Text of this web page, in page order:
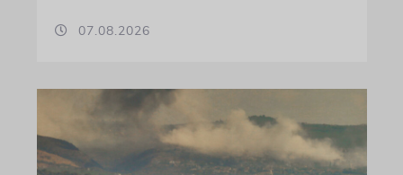
07.08.2026